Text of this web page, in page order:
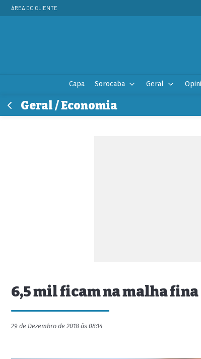
ÁREA DO CLIENTE
Capa Sorocaba Geral
Geral / Economia
6,5 mil ficam na malha fina
29 de Dezembro de 2018 às 08:14